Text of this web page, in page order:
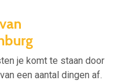
je komt te staan door
een aantal dingen af.